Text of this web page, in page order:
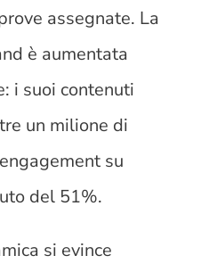
assegnate. La
è aumentata
i suoi contenuti
un milione di
su
del 51%.
si evince